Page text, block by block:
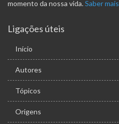
momento da nossa vida. Saber mais
Ligações úteis
Início
Autores
Tópicos
Origens